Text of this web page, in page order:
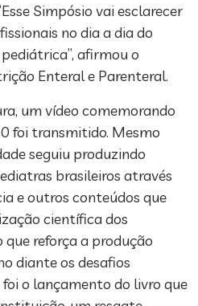
Simpósio vai esclarecer
no dia a dia do
afirmou o
Enteral e Parenteral.
um vídeo comemorando
foi transmitido. Mesmo
seguiu produzindo
brasileiros através
e outros conteúdos que
científica dos
reforça a produção
diante os desafios
o lançamento do livro que